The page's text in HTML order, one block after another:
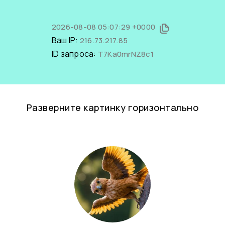
2026-08-08 05:07:29 +0000
Ваш IP: 216.73.217.85
ID запроса: T7Ka0mrNZ8c1
Разверните картинку горизонтально